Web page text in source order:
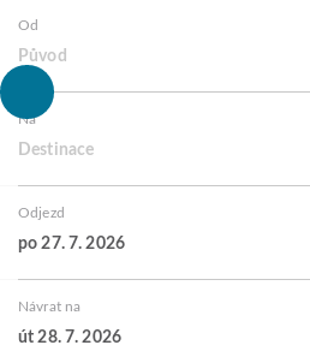
Od
Původ
Na
Destinace
Odjezd
po 27. 7. 2026
Návrat na
út 28. 7. 2026